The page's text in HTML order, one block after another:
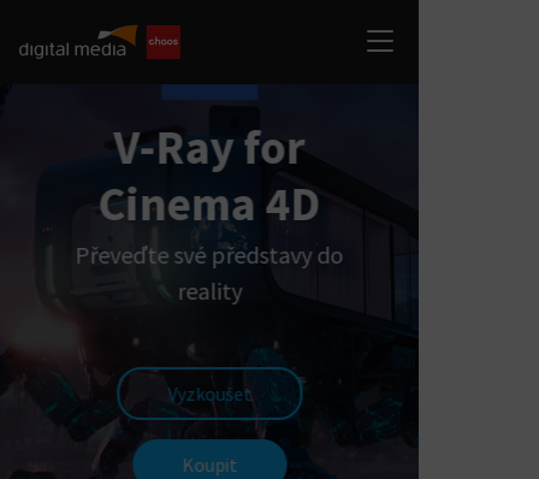
V-Ray for
Cinema 4D
Převeďte své představy do
reality
Vyzkoušet
Koupit